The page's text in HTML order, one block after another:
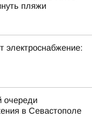
пляжи
электроснабжение:
очереди
в Севастополе